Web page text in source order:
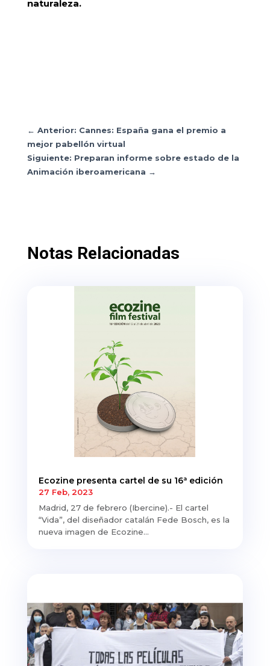
naturaleza.
← Anterior: Cannes: España gana el premio a
mejor pabellón virtual
Siguiente: Preparan informe sobre estado de la
Animación iberoamericana →
Notas Relacionadas
Ecozine presenta cartel de su 16ª edición
27 Feb, 2023
Madrid, 27 de febrero (Ibercine).- El cartel
“Vida”, del diseñador catalán Fede Bosch, es la
nueva imagen de Ecozine...